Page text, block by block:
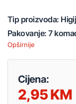
Tip proizvoda:
Pakovanje: 7
Opširnije
Cijena:
2,95